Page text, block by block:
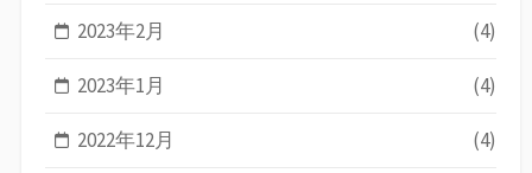
2023年2月 (4)
2023年1月 (4)
2022年12月 (4)